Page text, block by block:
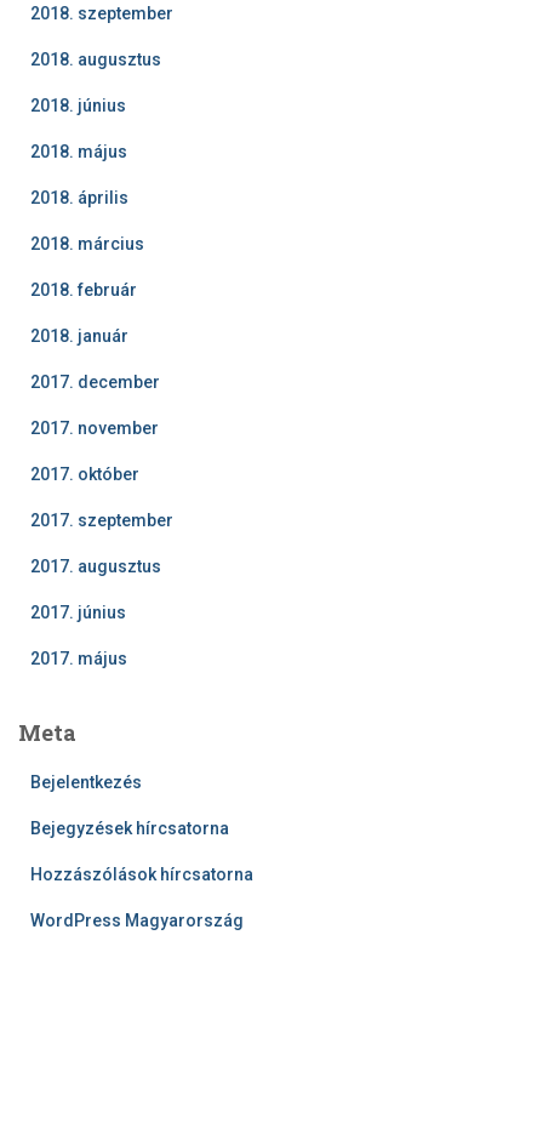
2018. szeptember
2018. augusztus
2018. június
2018. május
2018. április
2018. március
2018. február
2018. január
2017. december
2017. november
2017. október
2017. szeptember
2017. augusztus
2017. június
2017. május
Meta
Bejelentkezés
Bejegyzések hírcsatorna
Hozzászólások hírcsatorna
WordPress Magyarország